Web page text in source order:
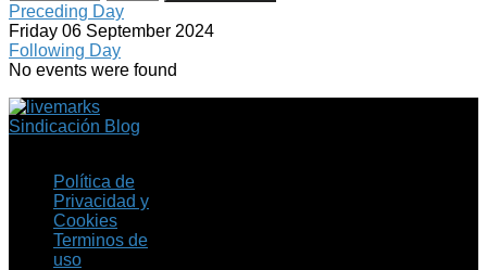
Preceding Day
Friday 06 September 2024
Following Day
No events were found
Sindicación Blog
Política de
Privacidad y
Cookies
Terminos de
uso